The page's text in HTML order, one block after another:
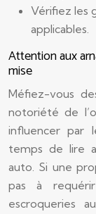
Vérifiez les
applicables.
Attention aux
mise
Méfiez-vous
notoriété de
influencer par
temps de lire
auto. Si une
pas à requérir
escroqueries